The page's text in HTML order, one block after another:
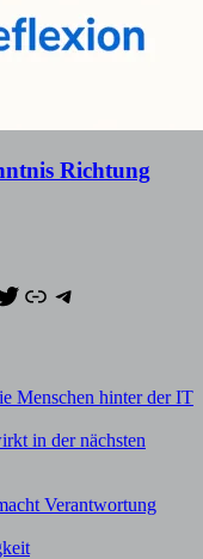
Richtung
XINGTelegram
Menschen hinter der IT
in der nächsten
Verantwortung